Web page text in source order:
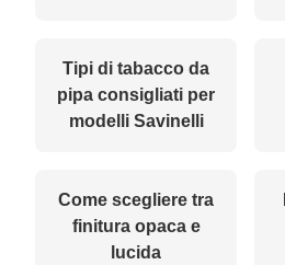
Tipi di tabacco da
pipa consigliati per
modelli Savinelli
Come scegliere tra
finitura opaca e
lucida